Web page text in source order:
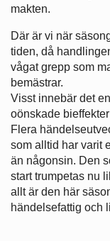
makten.
Där är vi när
tiden, då
vågat grepp som
bemästrar.
Visst innebär det
oönskade
Flera
som alltid har varit
än någonsin. Den
start trumpetas nu
allt är den här
händelsefattig och